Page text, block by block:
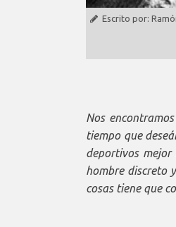
Escrito por:
Nos
tiempo que
deportivos
hombre discreto
cosas tiene que